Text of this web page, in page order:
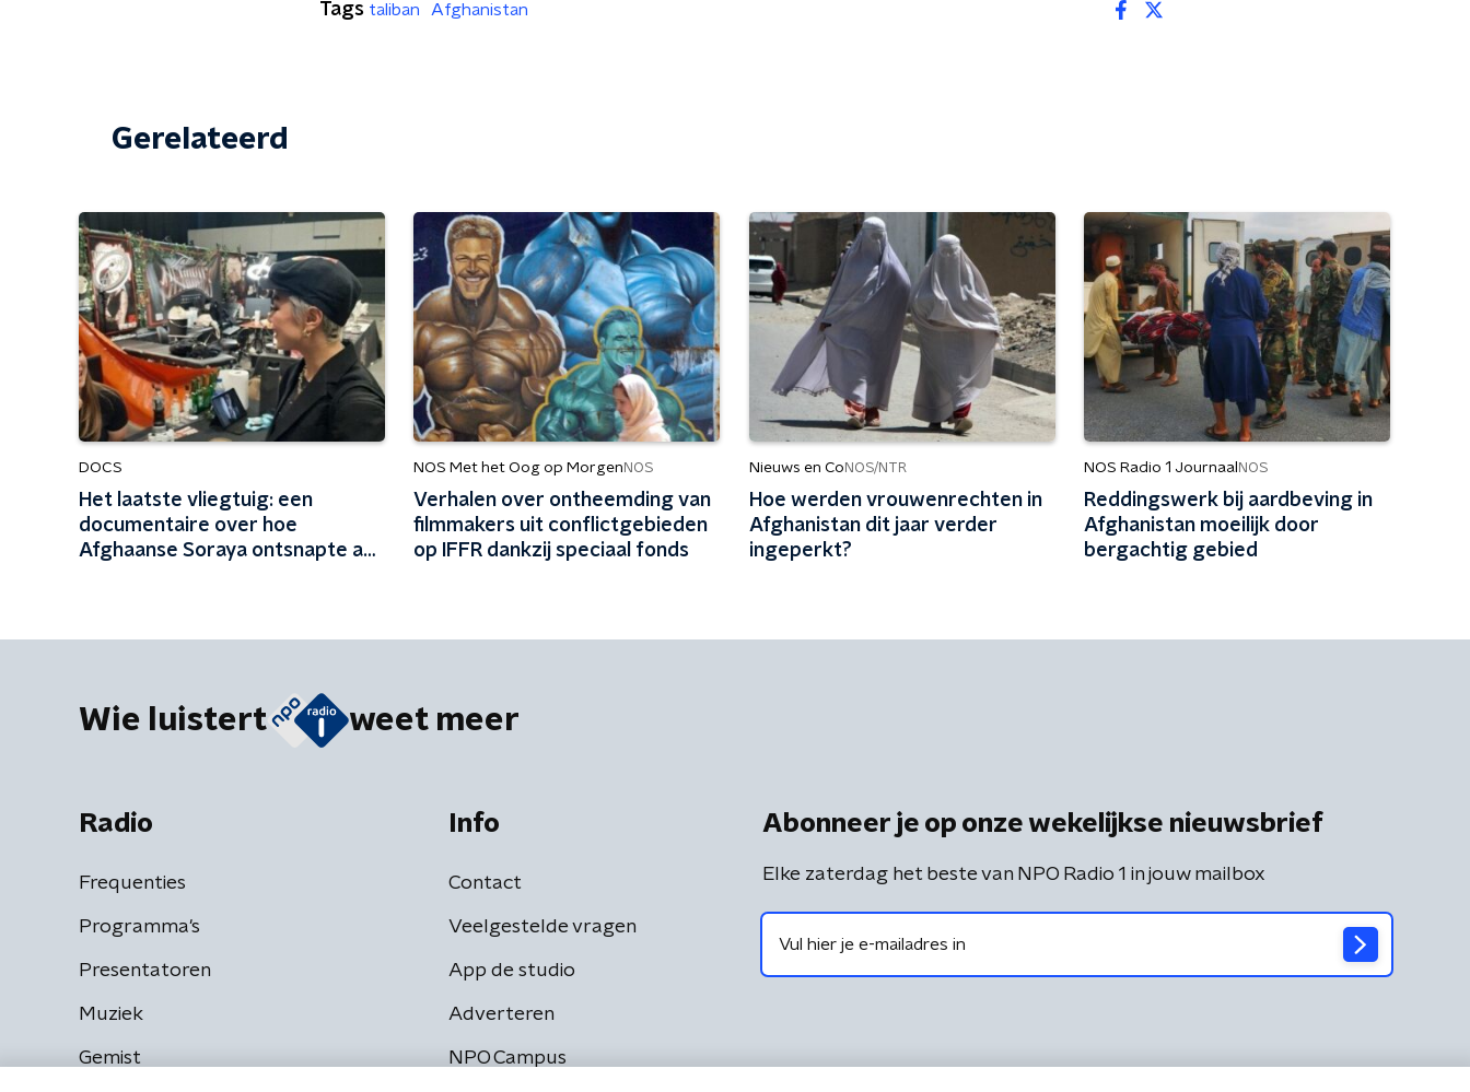
Tags taliban Afghanistan
Gerelateerd
DOCS
Het laatste vliegtuig: een
documentaire over hoe
Afghaanse Soraya ontsnapte aan
NOS Met het Oog op Morgen NOS
Verhalen over ontheemding van
filmmakers uit conflictgebieden
op IFFR dankzij speciaal fonds
Nieuws en Co NOS/NTR
Hoe werden vrouwenrechten in
Afghanistan dit jaar verder
ingeperkt?
NOS Radio 1 Journaal NOS
Reddingswerk bij aardbeving in
Afghanistan moeilijk door
bergachtig gebied
Wie luistert weet meer
Radio
Frequenties
Programma's
Presentatoren
Muziek
Gemist
Info
Contact
Veelgestelde vragen
App de studio
Adverteren
NPO Campus
Abonneer je op onze wekelijkse nieuwsbrief
Elke zaterdag het beste van NPO Radio 1 in jouw mailbox